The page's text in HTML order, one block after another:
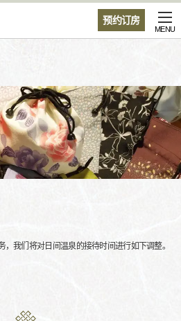
预约订房
MENU
我们将对日间温泉的接待时间进行如下调整。